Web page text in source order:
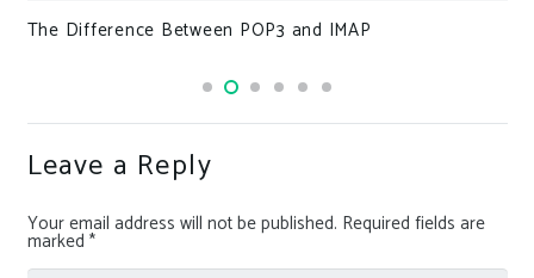
The Difference Between POP3 and IMAP
Leave a Reply
Your email address will not be published. Required fields are
marked *